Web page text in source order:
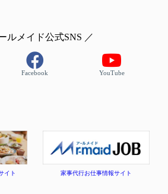
ルメイド公式SNS ／
Facebook YouTube
イト 家事代行お仕事情報サイト